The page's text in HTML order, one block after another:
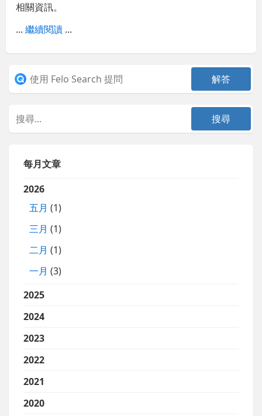
相關資訊。
...繼續閱讀 ...
每月文章
2026
五月 (1)
三月 (1)
二月 (1)
一月 (3)
2025
2024
2023
2022
2021
2020